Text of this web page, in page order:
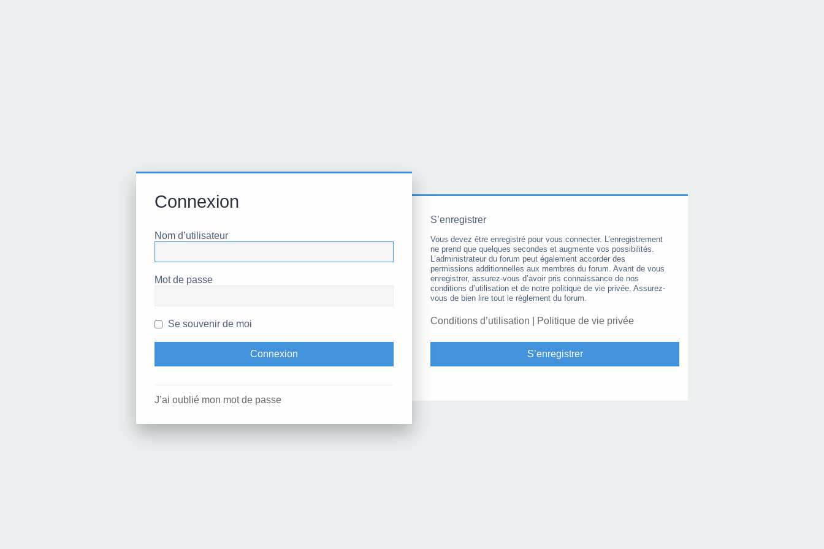
Connexion
Nom d’utilisateur
Mot de passe
Se souvenir de moi
J’ai oublié mon mot de passe
S’enregistrer
Vous devez être enregistré pour vous connecter. L’enregistrement
ne prend que quelques secondes et augmente vos possibilités.
L’administrateur du forum peut également accorder des
permissions additionnelles aux membres du forum. Avant de vous
enregistrer, assurez-vous d’avoir pris connaissance de nos
conditions d’utilisation et de notre politique de vie privée. Assurez-
vous de bien lire tout le règlement du forum.
Conditions d’utilisation Politique de vie privée
S’enregistrer